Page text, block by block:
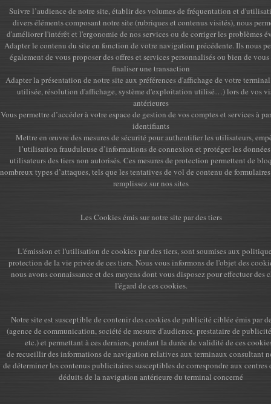
Suivre l’audience de notre site, établir des volumes de fréquentation et
divers éléments composant notre site (rubriques et contenus visités), nous
d'améliorer l'intérêt et l'ergonomie de nos services ou de corriger les problèmes
Adapter le contenu du site en fonction de votre navigation précédente. Ils nous
également de vous proposer des offres et services personnalisés ou bien de vous
finaliser une transaction
Adapter la présentation de notre site aux préférences d'affichage de votre
utilisée, résolution d'affichage, système d'exploitation utilisé…) lors de vos
antérieures
Vous permettre d’accéder à votre espace de gestion de vos comptes et services à
identifiants
Mettre en œuvre des mesures de sécurité pour authentifier les utilisateurs,
l’utilisation frauduleuse d’informations de connexion et protéger les
utilisateurs des tiers non autorisés. Ces mesures de protection permettent de
nombreux types d’attaques, tels que les tentatives de vol de contenu de
remplissez sur nos sites
Les Cookies émis sur notre site par des tiers
L'émission et l'utilisation de cookies par des tiers, sont soumises aux
protection de la vie privée de ces tiers. Nous vous informons de l'objet des
nous avons connaissance et des moyens dont vous disposez pour effectuer des
l'égard de ces cookies.
Notre site est susceptible de contenir des cookies de publicité ciblée émis par
(agence de communication, société de mesure d'audience, prestataire de
etc.) et permettant à ces derniers, pendant la durée de validité de ces
de recueillir des informations de navigation relatives aux terminaux consultant
de déterminer les contenus publicitaires susceptibles de correspondre aux centres
déduits de la navigation antérieure du terminal concerné